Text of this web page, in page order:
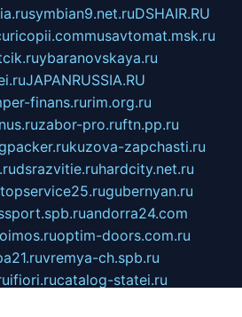
symbian9.net.ruDSHAIR.RU
musavtomat.msk.ru
ybaranovskaya.ru
JAPANRUSSIA.RU
finans.rurim.org.ru
zabor-pro.ruftn.pp.ru
kuzova-zapchasti.ru
dsrazvitie.ruhardcity.net.ru
topservice25.rugubernyan.ru
andorra24.com
optim-doors.com.ru
vremya-ch.spb.ru
ifiori.rucatalog-statei.ru